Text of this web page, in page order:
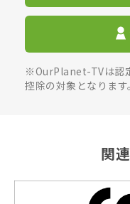
※OurPlanet-TVは認
控除の対象となります。
関